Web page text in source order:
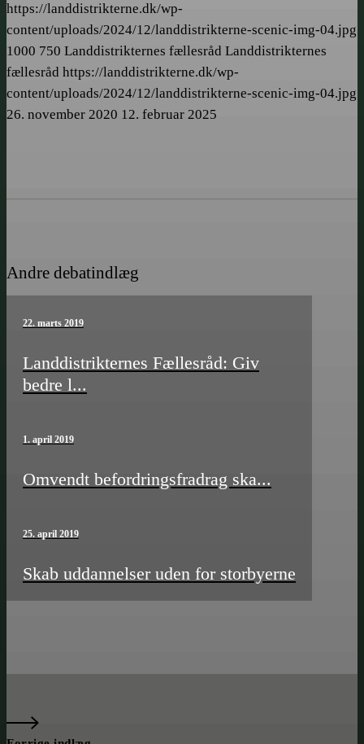
https://landdistrikterne.dk/wp-
content/uploads/2024/12/landdistrikterne-scenic-img-04.jpg
1000 750 Landdistrikternes fællesråd Landdistrikternes
fællesråd https://landdistrikterne.dk/wp-
content/uploads/2024/12/landdistrikterne-scenic-img-04.jpg
26. november 2020 12. februar 2025
Andre debatindlæg
22. marts 2019
Landdistrikternes Fællesråd: Giv
bedre l...
1. april 2019
Omvendt befordrings­­fradrag ska...
25. april 2019
Skab uddannelser uden for storbyerne